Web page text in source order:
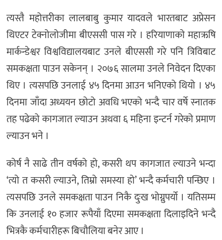
त्यस्तै महोत्तरीका लालबाबु कुमार यादवले भारतबाट अप्रेसन
थिएटर टेक्नोलोजीमा बीएससी पास गरे । हरियाणाको महाऋषि
मार्कन्डेश्वर विश्वविद्यालयबाट उनले बीएससी गरे पनि त्रिविबाट
समकक्षता पाउन सकेनन् । २०७६ सालमा उनले निवेदन दिएका
थिए । त्यसपछि उनलाई ४५ दिनमा आउन भनिएको थियो । ४५
दिनमा जाँदा अध्ययन छोटो अवधि भएको भन्दै चार वर्षे स्नातक
तह पढेको कागजात ल्याउन अथवा ६ महिना इन्टर्न गरेको प्रमाण
ल्याउन भने ।
कोर्ष नै साढे तीन वर्षको हो, कसरी थप कागजात ल्याउने भन्दा
‘त्यो त कसरी ल्याउने, तिम्रो समस्या हो’ भन्दै कर्मचारी पन्छिए ।
त्यसपछि उनले समकक्षता पाउन निकै दुःख भोग्नुपर्यो । यतिसम्म
कि उनलाई १० हजार रूपैयाँ दिएमा समकक्षता दिलाइदिने भन्दै
भित्रकै कर्मचारीहरू बिचौलिया बनेर आए ।